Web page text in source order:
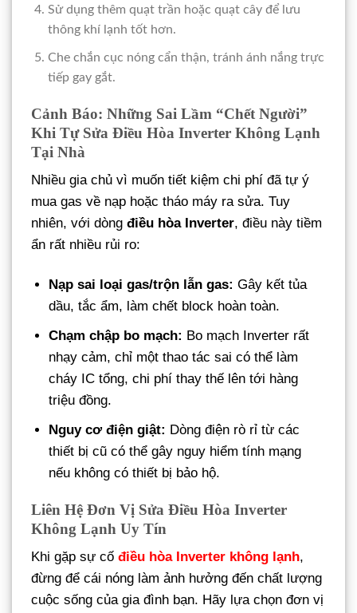
Sử dụng thêm quạt trần hoặc quạt cây để lưu
thông khí lạnh tốt hơn.
Che chắn cục nóng cẩn thận, tránh ánh nắng trực
tiếp gay gắt.
Cảnh Báo: Những Sai Lầm “Chết Người”
Khi Tự Sửa Điều Hòa Inverter Không Lạnh
Tại Nhà
Nhiều gia chủ vì muốn tiết kiệm chi phí đã tự ý
mua gas về nạp hoặc tháo máy ra sửa. Tuy
nhiên, với dòng điều hòa Inverter, điều này tiềm
ẩn rất nhiều rủi ro:
Nạp sai loại gas/trộn lẫn gas: Gây kết tủa
dầu, tắc ẩm, làm chết block hoàn toàn.
Chạm chập bo mạch: Bo mạch Inverter rất
nhạy cảm, chỉ một thao tác sai có thể làm
cháy IC tổng, chi phí thay thế lên tới hàng
triệu đồng.
Nguy cơ điện giật: Dòng điện rò rỉ từ các
thiết bị cũ có thể gây nguy hiểm tính mạng
nếu không có thiết bị bảo hộ.
Liên Hệ Đơn Vị Sửa Điều Hòa Inverter
Không Lạnh Uy Tín
Khi gặp sự cố điều hòa Inverter không lạnh,
đừng để cái nóng làm ảnh hưởng đến chất lượng
cuộc sống của gia đình bạn. Hãy lựa chọn đơn vị